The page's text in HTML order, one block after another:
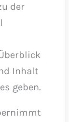
der
Inhalt
geben.